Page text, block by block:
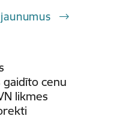
cenu
likmes